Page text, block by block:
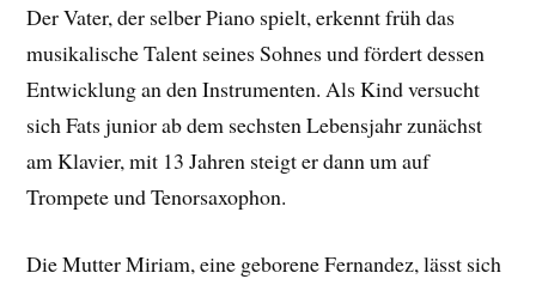
Der Vater, der selber Piano spielt, erkennt früh das
musikalische Talent seines Sohnes und fördert dessen
Entwicklung an den Instrumenten. Als Kind versucht
sich Fats junior ab dem sechsten Lebensjahr zunächst
am Klavier, mit 13 Jahren steigt er dann um auf
Trompete und Tenorsaxophon.
Die Mutter Miriam, eine geborene Fernandez, lässt sich